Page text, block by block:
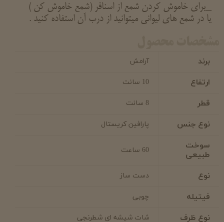
_برای خاموش کردن شمع از اسنافر (شمع خاموش کن )
یا در شمع های لیوانی میتوانید از درب آن استفاده کنید .
برند آرامش
ارتفاع 10 سانت
قطر 8 سانت
نوع جنس پارافین کریستال
سوخت
طبیعی
60 ساعت
نوع دست ساز
فیتیله چوبی
نوع ظرف شات شیشه ای شطرنجی